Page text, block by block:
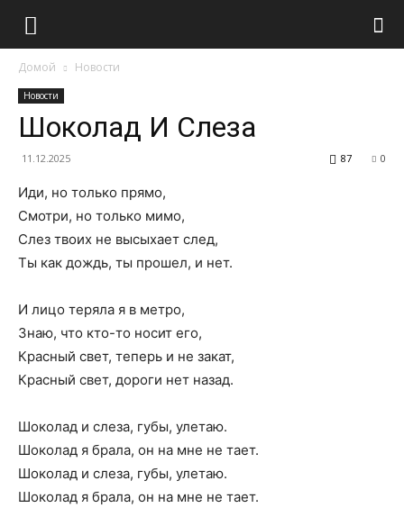
Домой Новости
Новости
Шоколад И Слеза
11.12.2025 0
87
Иди, но только прямо,
Cмотри, но только мимо,
Слез твоих не высыхает след,
Ты как дождь, ты прошел, и нет.
И лицо теряла я в метро,
Знаю, что кто-то носит его,
Красный свет, теперь и не закат,
Красный свет, дороги нет назад.
Шоколад и слеза, губы, улетаю.
Шоколад я брала, он на мне не тает.
Шоколад и слеза, губы, улетаю.
Шоколад я брала, он на мне не тает.